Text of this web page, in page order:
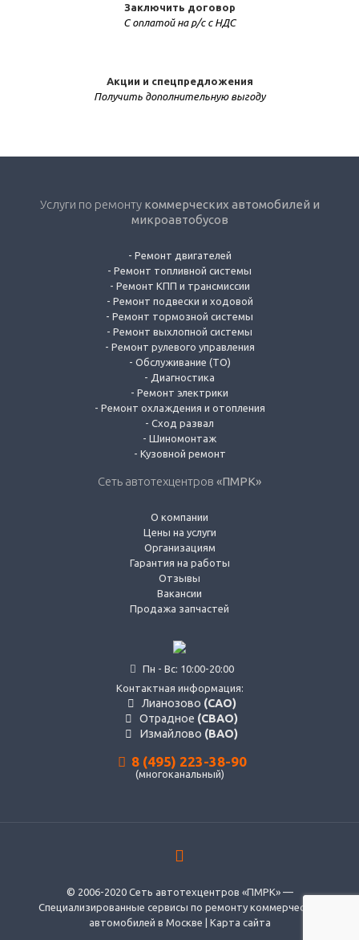
Заключить договор
С оплатой на р/с с НДС
Акции и спецпредложения
Получить дополнительную выгоду
Услуги по ремонту коммерческих автомобилей и
микроавтобусов
- Ремонт двигателей
- Ремонт топливной системы
- Ремонт КПП и трансмиссии
- Ремонт подвески и ходовой
- Ремонт тормозной системы
- Ремонт выхлопной системы
- Ремонт рулевого управления
- Обслуживание (ТО)
- Диагностика
- Ремонт электрики
- Ремонт охлаждения и отопления
- Сход развал
- Шиномонтаж
- Кузовной ремонт
Сеть автотехцентров «ПМРК»
О компании
Цены на услуги
Организациям
Гарантия на работы
Отзывы
Вакансии
Продажа запчастей
Пн - Вс: 10:00-20:00
Контактная информация:
Лианозово (САО)
Отрадное (СВАО)
Измайлово (ВАО)
8 (495) 223-38-90
(многоканальный)
© 2006-2020 Сеть автотехцентров «ПМРК» —
Специализированные сервисы по ремонту коммерческих
автомобилей в Москве | Карта сайта